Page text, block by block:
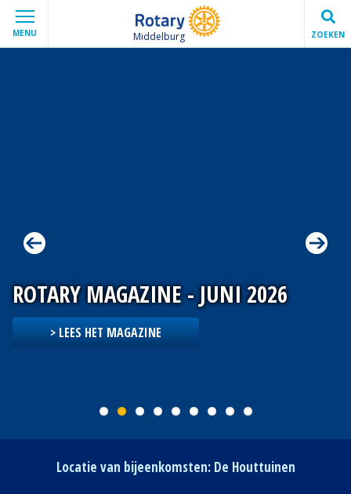
MENU Middelburg ZOEKEN
ROTARY MAGAZINE - JUNI 2026
> LEES HET MAGAZINE
Locatie van bijeenkomsten: De Houttuinen